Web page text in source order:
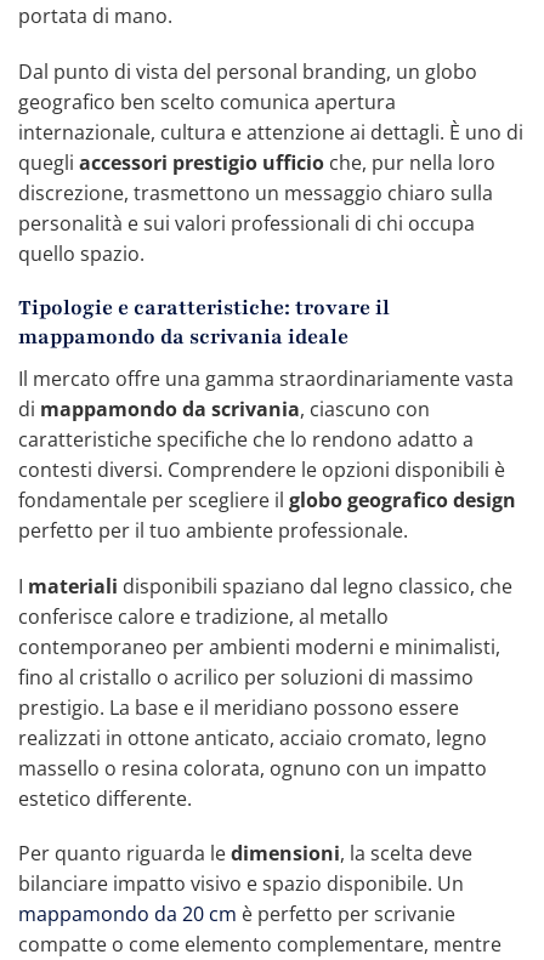
portata di mano.
Dal punto di vista del personal branding, un globo
geografico ben scelto comunica apertura
internazionale, cultura e attenzione ai dettagli. È uno di
quegli accessori prestigio ufficio che, pur nella loro
discrezione, trasmettono un messaggio chiaro sulla
personalità e sui valori professionali di chi occupa
quello spazio.
Tipologie e caratteristiche: trovare il
mappamondo da scrivania ideale
Il mercato offre una gamma straordinariamente vasta
di mappamondo da scrivania, ciascuno con
caratteristiche specifiche che lo rendono adatto a
contesti diversi. Comprendere le opzioni disponibili è
fondamentale per scegliere il globo geografico design
perfetto per il tuo ambiente professionale.
I materiali disponibili spaziano dal legno classico, che
conferisce calore e tradizione, al metallo
contemporaneo per ambienti moderni e minimalisti,
fino al cristallo o acrilico per soluzioni di massimo
prestigio. La base e il meridiano possono essere
realizzati in ottone anticato, acciaio cromato, legno
massello o resina colorata, ognuno con un impatto
estetico differente.
Per quanto riguarda ledimensioni, la scelta deve
bilanciare impatto visivo e spazio disponibile. Un
mappamondo da 20 cm è perfetto per scrivanie
compatte o come elemento complementare, mentre